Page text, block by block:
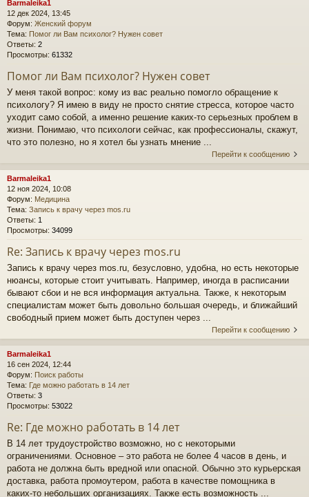
Barmaleika1
12 дек 2024, 13:45
Форум: Женский форум
Тема: Помог ли Вам психолог? Нужен совет
Ответы: 2
Просмотры: 61332
Помог ли Вам психолог? Нужен совет
У меня такой вопрос: кому из вас реально помогло обращение к
психологу? Я имею в виду не просто снятие стресса, которое часто
уходит само собой, а именно решение каких-то серьезных проблем в
жизни. Понимаю, что психологи сейчас, как профессионалы, скажут,
что это полезно, но я хотел бы узнать мнение ...
Перейти к сообщению
Barmaleika1
12 ноя 2024, 10:08
Форум: Медицина
Тема: Запись к врачу через mos.ru
Ответы: 1
Просмотры: 34099
Re: Запись к врачу через mos.ru
Запись к врачу через mos.ru, безусловно, удобна, но есть некоторые
нюансы, которые стоит учитывать. Например, иногда в расписании
бывают сбои и не вся информация актуальна. Также, к некоторым
специалистам может быть довольно большая очередь, и ближайший
свободный прием может быть доступен через ...
Перейти к сообщению
Barmaleika1
16 сен 2024, 12:44
Форум: Поиск работы
Тема: Где можно работать в 14 лет
Ответы: 3
Просмотры: 53022
Re: Где можно работать в 14 лет
В 14 лет трудоустройство возможно, но с некоторыми
ограничениями. Основное – это работа не более 4 часов в день, и
работа не должна быть вредной или опасной. Обычно это курьерская
доставка, работа промоутером, работа в качестве помощника в
каких-то небольших организациях. Также есть возможность ...